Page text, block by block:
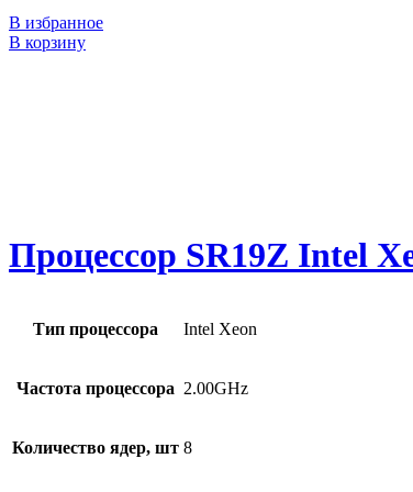
В избранное
В корзину
Процессор SR19Z Intel
Тип процессора Intel Xeon
Частота процессора 2.00GHz
Количество ядер, шт 8